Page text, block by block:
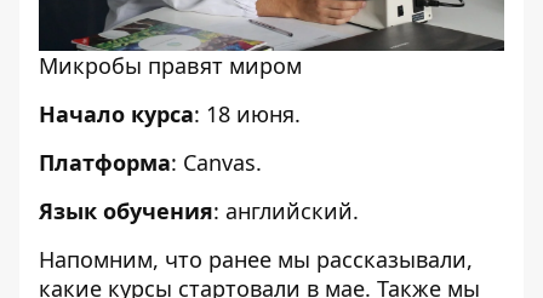
Микробы правят миром
Начало курса: 18 июня.
Платформа: Сanvas.
Язык обучения: английский.
Напомним, что ранее мы рассказывали,
какие курсы стартовали в мае. Также мы